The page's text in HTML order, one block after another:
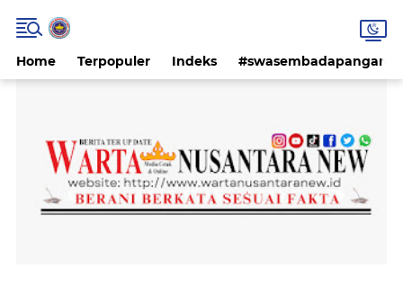
Home Terpopuler Indeks #swasembadapangan